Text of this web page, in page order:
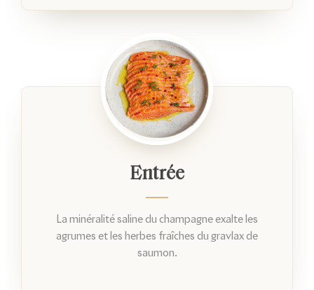
Entrée
La minéralité saline du champagne exalte les
agrumes et les herbes fraîches du gravlax de
saumon.